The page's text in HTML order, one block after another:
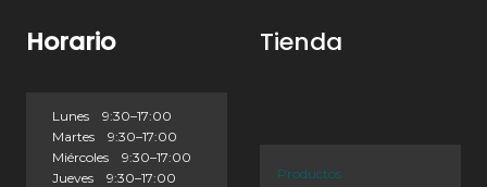
Horario
Lunes 9:30–17:00
Martes 9:30–17:00
Miércoles 9:30–17:00
Jueves 9:30–17:00
Tienda
Productos